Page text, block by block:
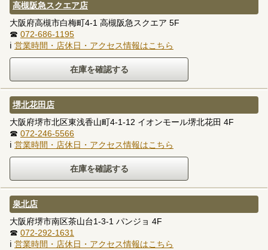
高槻阪急スクエア店
大阪府高槻市白梅町4-1 高槻阪急スクエア 5F
☎ 072-686-1195
ℹ 営業時間・店休日・アクセス情報はこちら
堺北花田店
大阪府堺市北区東浅香山町4-1-12 イオンモール堺北花田 4F
☎ 072-246-5566
ℹ 営業時間・店休日・アクセス情報はこちら
泉北店
大阪府堺市南区茶山台1-3-1 パンジョ 4F
☎ 072-292-1631
ℹ 営業時間・店休日・アクセス情報はこちら